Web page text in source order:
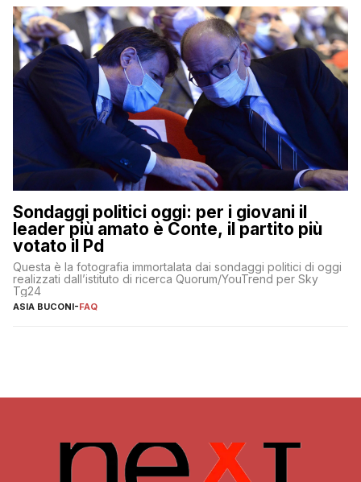
Sondaggi politici oggi: per i giovani il
leader più amato è Conte, il partito più
votato il Pd
Questa è la fotografia immortalata dai sondaggi politici di oggi
realizzati dall’istituto di ricerca Quorum/YouTrend per Sky
Tg24
ASIA BUCONI-FAQ